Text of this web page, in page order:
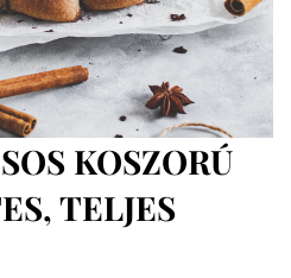
KOSZORÚ
TELJES